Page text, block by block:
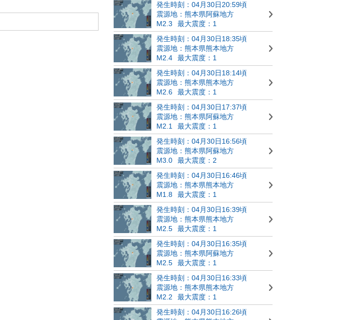
発生時刻：04月30日20:59頃
震源地：熊本県阿蘇地方
M2.3
最大震度：1
発生時刻：04月30日18:35頃
震源地：熊本県熊本地方
M2.4
最大震度：1
発生時刻：04月30日18:14頃
震源地：熊本県熊本地方
M2.6
最大震度：1
発生時刻：04月30日17:37頃
震源地：熊本県阿蘇地方
M2.1
最大震度：1
発生時刻：04月30日16:56頃
震源地：熊本県阿蘇地方
M3.0
最大震度：2
発生時刻：04月30日16:46頃
震源地：熊本県熊本地方
M1.8
最大震度：1
発生時刻：04月30日16:39頃
震源地：熊本県熊本地方
M2.5
最大震度：1
発生時刻：04月30日16:35頃
震源地：熊本県阿蘇地方
M2.5
最大震度：1
発生時刻：04月30日16:33頃
震源地：熊本県熊本地方
M2.2
最大震度：1
発生時刻：04月30日16:26頃